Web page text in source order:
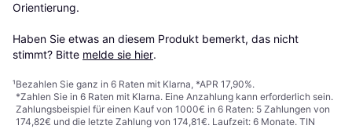
Orientierung.
Haben Sie etwas an diesem Produkt bemerkt, das nicht
stimmt? Bitte melde sie hier.
¹Bezahlen Sie ganz in 6 Raten mit Klarna, *APR 17,90%.
*Zahlen Sie in 6 Raten mit Klarna. Eine Anzahlung kann erforderlich sein.
Zahlungsbeispiel für einen Kauf von 1000€ in 6 Raten: 5 Zahlungen von
174,82€ und die letzte Zahlung von 174,81€. Laufzeit: 6 Monate. TIN